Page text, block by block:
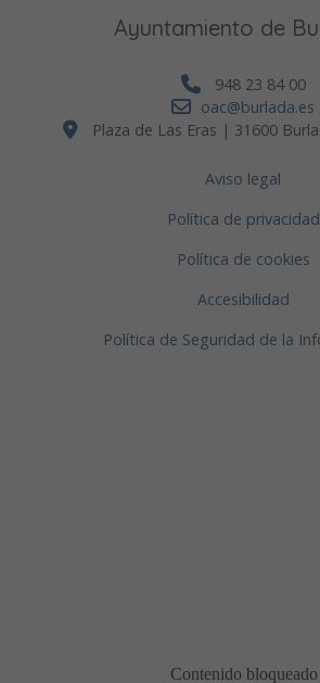
Ayuntamiento de
948 23 84 00
oac@burlada.es
Plaza de Las Eras | 31600
Aviso legal
Política de privacidad
Política de cookies
Accesibilidad
Política de Seguridad de la